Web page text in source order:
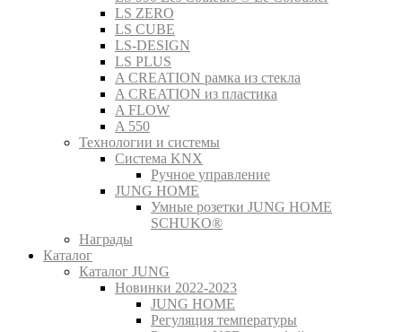
LS ZERO
LS CUBE
LS-DESIGN
LS PLUS
A CREATION рамка из стекла
A CREATION из пластика
A FLOW
A 550
Технологии и системы
Система KNX
Ручное управление
JUNG HOME
Умные розетки JUNG HOME
SCHUKO®
Награды
Каталог
Каталог JUNG
Новинки 2022-2023
JUNG HOME
Регуляция температуры